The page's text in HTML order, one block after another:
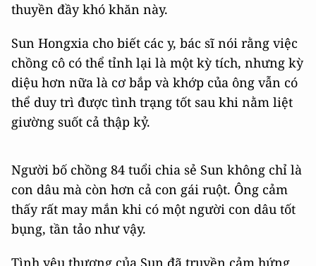
thuyền đầy khó khăn này.
Sun Hongxia cho biết các y, bác sĩ nói rằng việc
chồng cô có thể tỉnh lại là một kỳ tích, nhưng kỳ
diệu hơn nữa là cơ bắp và khớp của ông vẫn có
thể duy trì được tình trạng tốt sau khi nằm liệt
giường suốt cả thập kỷ.
Người bố chồng 84 tuổi chia sẻ Sun không chỉ là
con dâu mà còn hơn cả con gái ruột. Ông cảm
thấy rất may mắn khi có một người con dâu tốt
bụng, tần tảo như vậy.
Tình yêu thương của Sun đã truyền cảm hứng